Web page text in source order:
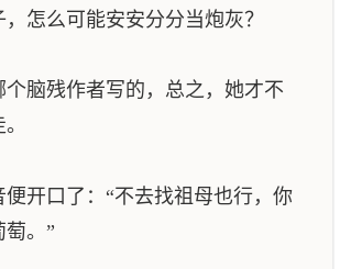
怎么可能安安分分当炮灰？
个脑残作者写的，总之，她才不
开口了：“不去找祖母也行，你
。”